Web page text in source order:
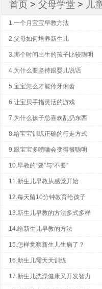
首页 > 父母学堂 > 儿
1.一个月宝宝早教方法
2.父母如何培养新生儿
3.哪个时间出生的孩子比较聪明
4.为什么要坚持跟婴儿说话
5.宝宝怎么才能伶牙俐齿
6.让宝贝手指灵活的游戏
7.为什么孩子总喜欢乱扔东西
8.给宝宝训练正确的行走方式
9.跟宝宝多唠嗑会变得很聪明
10.早教的“要”与“不要”
11.新生儿早教从感觉开始
12.每天留10分钟教育给孩子
13.新生儿早教的方法多式多样
14.给新生儿早教的方法
15.怎样觉察新生儿生病了？
16.新生儿需天天训练
17.新生儿洗澡健康又开发智力